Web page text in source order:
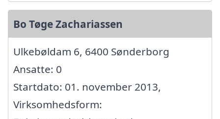
Bo Tøge Zachariassen
Ulkebøldam 6, 6400 Sønderborg
Ansatte: 0
Startdato: 01. november 2013,
Virksomhedsform: